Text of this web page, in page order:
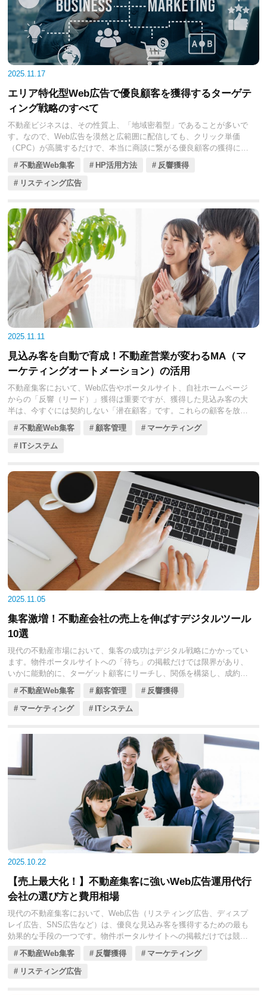
幸いです。
2025.11.17
エリア特化型Web広告で優良顧客を獲得するターゲテ
ィング戦略のすべて
不動産ビジネスは、その性質上、「地域密着型」であることが多いで
す。なので、Web広告を漠然と広範囲に配信しても、クリック単価
（CPC）が高騰するだけで、本当に商談に繋がる優良顧客の獲得には
結びつきません。現代のWeb広告は、「誰に、どこで、何を、いつ見
せるか」というターゲティングの精度が、費用対効果（ROI）の成否
を握っています。
略は、大手ポータルサイトや広域展開する大手競合企業と差別化し、
地元に根ざした優良顧客を効率的に獲得するための生命線となりま
す。
本コラムでは、不動産会社の皆様が限られた広告予算の中で最大の効
果を得るために、エリア特化型Web広告で実践すべきターゲティング
戦略を具体的な手法に分けて解説します。貴社の地域での競争力を高
め、売上を最大化するための一助となれば幸いです。
不動産Web集客 HP活用方法
反響獲得
リスティング広告
2025.11.11
見込み客を自動で育成！不動産営業が変わるMA（マ
ーケティングオートメーション）の活用
不動産集客において、Web広告やポータルサイト、自社ホームページ
からの「反響（リード）」獲得は重要ですが、獲得した見込み客の大
半は、今すぐには契約しない「潜在顧客」です。これらの顧客を放置
してしまうと、他社へ流れてしまい、せっかく獲得した反響が「死ん
だリード」となってしまいます。
れは非効率であり、顧客への最適なアプローチを見誤る原因となって
いました。
このような課題を解決し、獲得した見込み客の「熱意」を自動で高
め、成約確度の高い顧客を効率的に営業部門に引き渡すための仕組み
が、MA（マーケティングオートメーション）です。MAは、見込み客
の行動をトラッキングし、その関心度合いに応じて自動で適切な情報
を届け、最適なタイミングで営業担当者にアラートを送ることで、不
動産営業のあり方を根本から変革します。
本コラムでは、不動産会社の皆様が、MAツールの基本機能から具体的
な活用ステップ、そしてMA導入によって実現できる「新しい不動産営
業の形」について、詳しく解説していきます。貴社の成約率向上と営
業効率最大化のための一助となれば幸いです。
不動産Web集客 顧客管理
マーケティング
ITシステム
2025.11.05
集客激増！不動産会社の売上を伸ばすデジタルツール
10選
現代の不動産市場において、集客の成功はデジタル戦略にかかってい
ます。物件ポータルサイトへの「待ち」の掲載だけでは限界があり、
いかに能動的に、ターゲット顧客にリーチし、関係を構築し、成約へ
と導くかが売上を伸ばす鍵となります。
この競争を勝ち抜くためには、テクノロジーの力を借りて集客活動を
「集客の質」と「営業の効率」、この両輪を強化するデジタルツール
を導入することが、不動産会社の売上を飛躍的に伸ばす最短ルートと
なります。
本コラムでは、不動産会社の売上を伸ばすために特に有効なデジタル
ツールを厳選された10種類ご紹介します。これらのツールを戦略的に
活用し、貴社の集客と営業体制をデジタル武装するための一助となれ
不動産Web集客 顧客管理
反響獲得
マーケティング
ITシステム
2025.10.22
【売上最大化！】不動産集客に強いWeb広告運用代行
会社の選び方と費用相場
現代の不動産集客において、Web広告（リスティング広告、ディスプ
レイ広告、SNS広告など）は、優良な見込み客を獲得するための最も
効果的な手段の一つです。物件ポータルサイトへの掲載だけでは競合
との差別化が難しくなる中、Web広告は、特定のエリアや顧客層、ニ
ーズを持つユーザーにピンポイントで情報を届け、反響率と成約率の
向上に直結します。
不動産Web集客 反響獲得
マーケティング
リスティング広告